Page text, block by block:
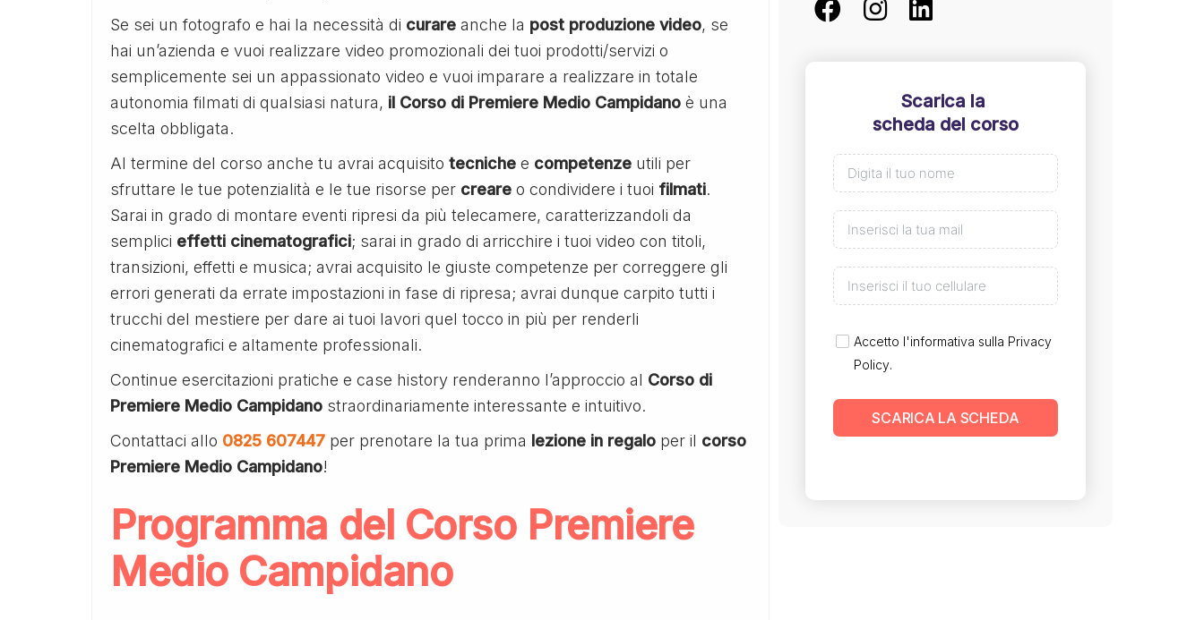
Se sei un fotografo e hai la necessità di curare anche la post produzione video, se
hai un’azienda e vuoi realizzare video promozionali dei tuoi prodotti/servizi o
semplicemente sei un appassionato video e vuoi imparare a realizzare in totale
autonomia filmati di qualsiasi natura, il Corso di Premiere Medio Campidano è una
scelta obbligata.
Al termine del corso anche tu avrai acquisito tecniche e competenze utili per
sfruttare le tue potenzialità e le tue risorse per creare o condividere i tuoi filmati.
Sarai in grado di montare eventi ripresi da più telecamere, caratterizzandoli da
semplici effetti cinematografici; sarai in grado di arricchire i tuoi video con titoli,
transizioni, effetti e musica; avrai acquisito le giuste competenze per correggere gli
errori generati da errate impostazioni in fase di ripresa; avrai dunque carpito tutti i
trucchi del mestiere per dare ai tuoi lavori quel tocco in più per renderli
cinematografici e altamente professionali.
Continue esercitazioni pratiche e case history renderanno l’approccio al Corso di
Premiere Medio Campidano straordinariamente interessante e intuitivo.
Contattaci allo 0825 607447 per prenotare la tua prima lezione in regalo per il corso
Premiere Medio Campidano!
Programma del Corso Premiere
Medio Campidano
Scarica la
scheda del corso
Accetto l'informativa sulla Privacy
Policy.
SCARICA LA SCHEDA